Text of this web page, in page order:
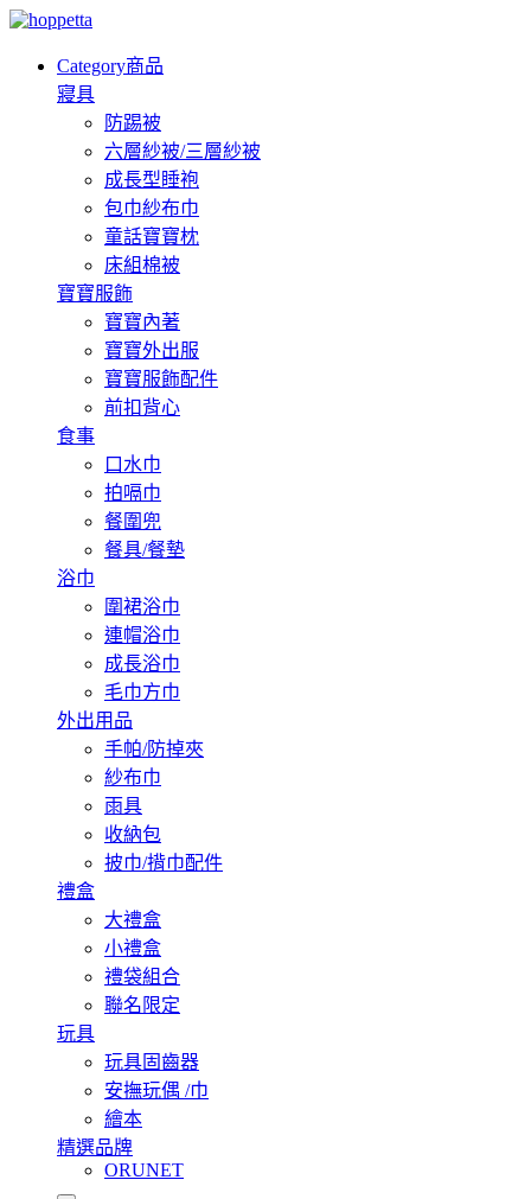
Category商品
寢具
防踢被
六層紗被/三層紗被
成長型睡袍
包巾紗布巾
童話寶寶枕
床組棉被
寶寶服飾
寶寶內著
寶寶外出服
寶寶服飾配件
前扣背心
食事
口水巾
拍嗝巾
餐圍兜
餐具/餐墊
浴巾
圍裙浴巾
連帽浴巾
成長浴巾
毛巾方巾
外出用品
手帕/防掉夾
紗布巾
雨具
收納包
披巾/揹巾配件
禮盒
大禮盒
小禮盒
禮袋組合
聯名限定
玩具
玩具固齒器
安撫玩偶 /巾
繪本
精選品牌
ORUNET